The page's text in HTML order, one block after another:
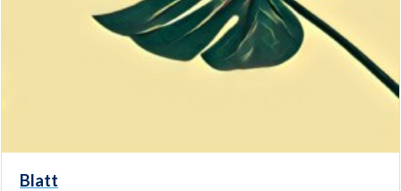
Blatt